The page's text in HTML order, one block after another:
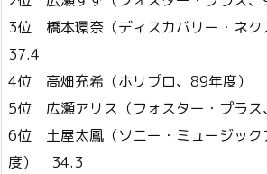
3位 橋本環奈（ディスカバリー・ネ
37.4
4位 高畑充希（ホリプロ、89年度）
5位 広瀬アリス（フォスター・プラ
6位 土屋太鳳（ソニー・ミュージック
度） 34.3